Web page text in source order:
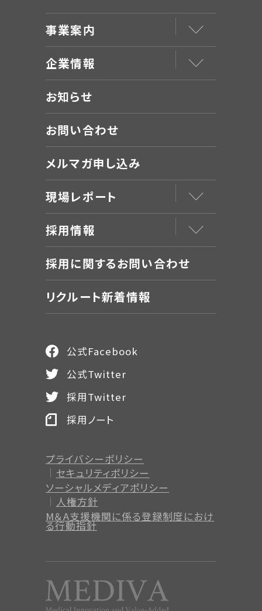
事業案内
企業情報
お知らせ
お問い合わせ
メルマガ申し込み
現場レポート
採用情報
採用に関するお問い合わせ
リクルート新着情報
プライバシーポリシー
セキュリティポリシー
ソーシャルメディアポリシー
人権方針
M＆A支援機関に係る登録制度におけ
る行動指針
公式Facebook
公式Twitter
採用Twitter
採用ノート